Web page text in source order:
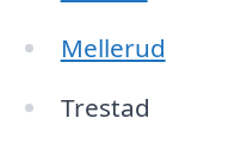
Mellerud
Trestad